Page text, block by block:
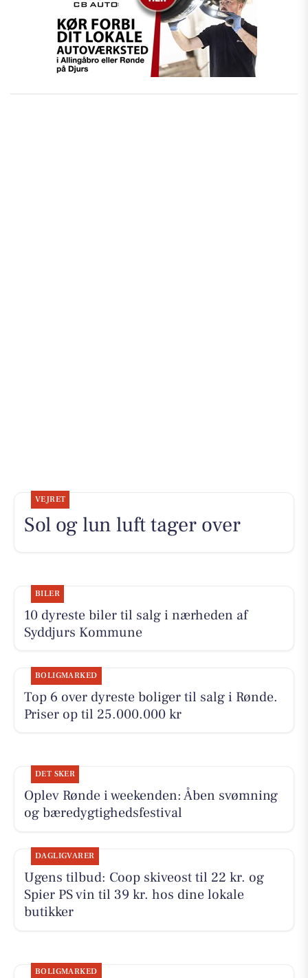
VEJRET
Sol og lun luft tager over
BILER
10 dyreste biler til salg i nærheden af
Syddjurs Kommune
BOLIGMARKED
Top 6 over dyreste boliger til salg i Rønde.
Priser op til 25.000.000 kr
DET SKER
Oplev Rønde i weekenden: Åben svømning
og bæredygtighedsfestival
DAGLIGVARER
Ugens tilbud: Coop skiveost til 22 kr. og
Spier PS vin til 39 kr. hos dine lokale
butikker
BOLIGMARKED